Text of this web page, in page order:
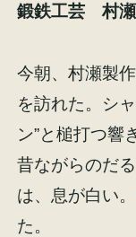
鍛鉄工芸 村
今朝、村瀬製
を訪れた。シ
ン”と槌打つ響
昔ながらのだ
は、息が白い
た。
施工事例